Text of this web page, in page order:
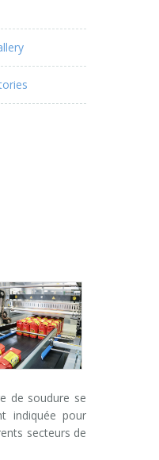
de soudure se
indiquée pour
secteurs de